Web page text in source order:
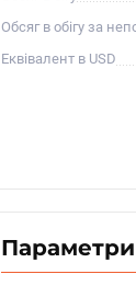
Обсяг в обігу за
Еквівалент в USD